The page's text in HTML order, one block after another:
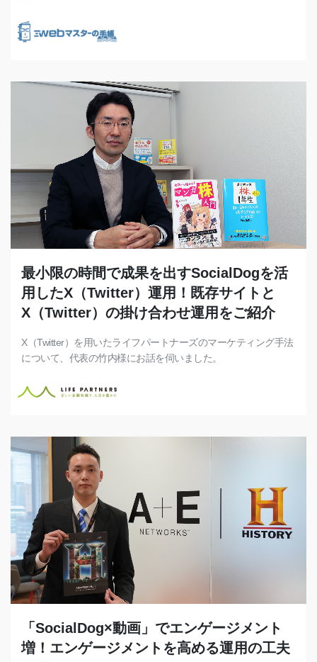
最小限の時間で成果を出すSocialDogを活
用したX（Twitter）運用！既存サイトと
X（Twitter）の掛け合わせ運用をご紹介
X（Twitter）を用いたライフパートナーズのマーケティング手法
について、代表の竹内様にお話を伺いました。
「SocialDog×動画」でエンゲージメント
増！エンゲージメントを高める運用の工夫